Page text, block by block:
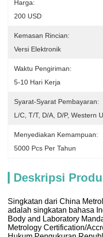
Harga:
200 USD
Kemasan Rincian:
Versi Elektronik
Waktu Pengiriman:
5-10 Hari Kerja
Syarat-Syarat Pembayaran:
L/C, T/T, D/A, D/P, Western
Menyediakan Kemampuan:
5000 Pcs Per Tahun
Deskripsi
Singkatan dari China
adalah singkatan bahasa
Body and Laboratory
Metrology Certification/